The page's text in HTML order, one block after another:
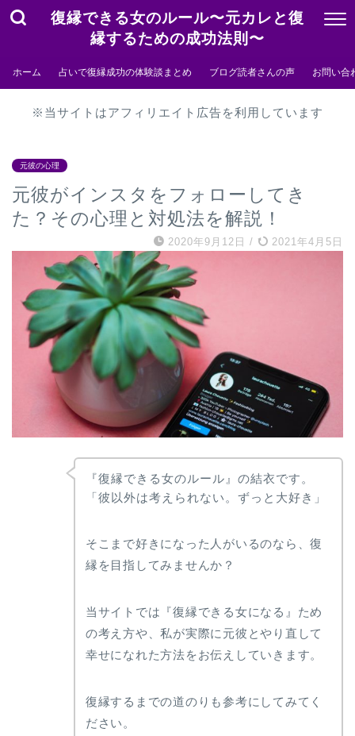
復縁できる女のルール〜元カレと復
縁するための成功法則〜
ホーム 占いで復縁成功の体験談まとめ ブログ読者さんの声 お問い合
※当サイトはアフィリエイト広告を利用しています
元彼の心理
元彼がインスタをフォローしてき
た？その心理と対処法を解説！
2020年9月12日 / 2021年4月5日
『復縁できる女のルール』の結衣です。
「彼以外は考えられない。ずっと大好き」
そこまで好きになった人がいるのなら、復
縁を目指してみませんか？
当サイトでは『復縁できる女になる』ため
の考え方や、私が実際に元彼とやり直して
幸せになれた方法をお伝えしていきます。
復縁するまでの道のりも参考にしてみてく
ださい。